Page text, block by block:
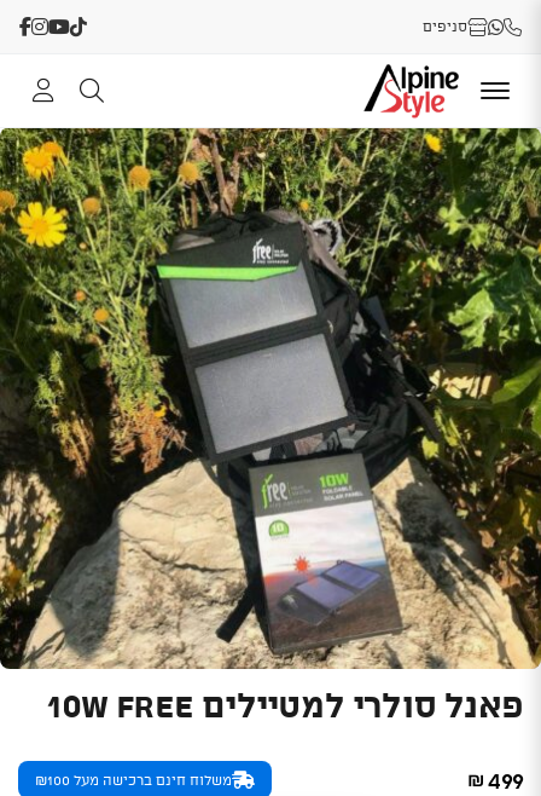
סניפים
פאנל סולרי למטיילים 10W FREE
₪ 499 משלוח חינם ברכישה מעל ₪100